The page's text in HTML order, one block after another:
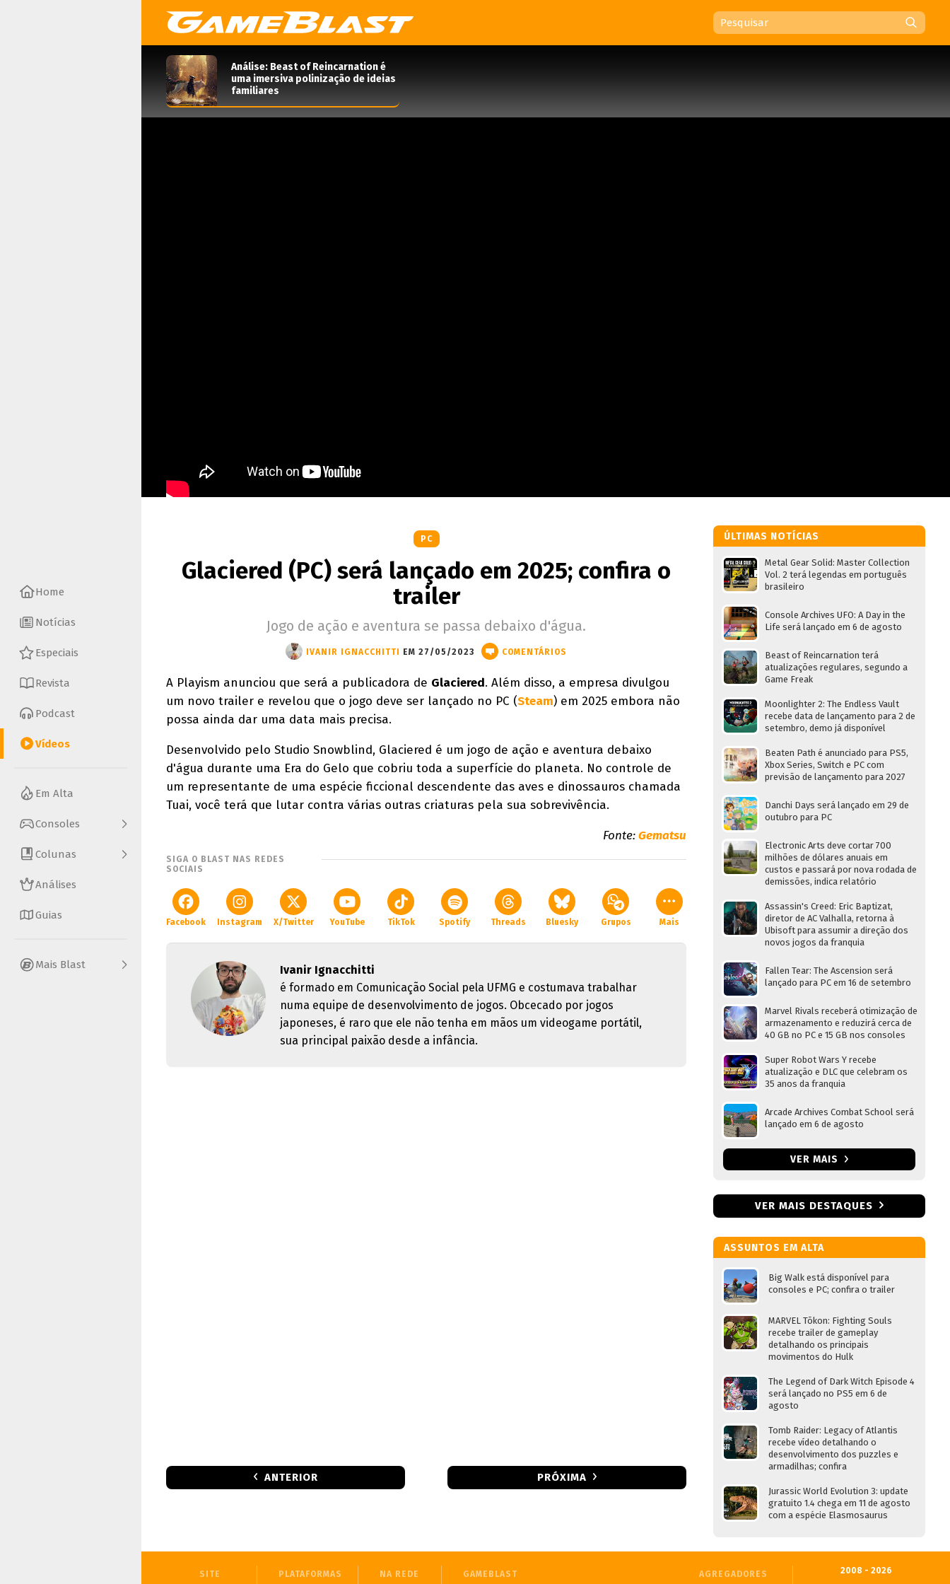
Home
Notícias
Especiais
Revista
Podcast
Vídeos
Em Alta
Consoles
Colunas
Análises
Guias
Mais Blast
Análise: Beast of Reincarnation é
uma imersiva polinização de ideias
familiares
PC
Glaciered (PC) será lançado em 2025; confira o
trailer
Jogo de ação e aventura se passa debaixo d'água.
IVANIR IGNACCHITTI EM 27/05/2023 COMENTÁRIOS
A Playism anunciou que será a publicadora de Glaciered. Além disso, a empresa divulgou
um novo trailer e revelou que o jogo deve ser lançado no PC (Steam) em 2025 embora não
possa ainda dar uma data mais precisa.
Desenvolvido pelo Studio Snowblind, Glaciered é um jogo de ação e aventura debaixo
d'água durante uma Era do Gelo que cobriu toda a superfície do planeta. No controle de
um representante de uma espécie ficcional descendente das aves e dinossauros chamada
Tuai, você terá que lutar contra várias outras criaturas pela sua sobrevivência.
Fonte:Gematsu
SIGA O BLAST NAS REDES
SOCIAIS
Facebook Instagram X/Twitter YouTube TikTok Spotify Threads Bluesky Grupos Mais
Ivanir Ignacchitti
é formado em Comunicação Social pela UFMG e costumava trabalhar
numa equipe de desenvolvimento de jogos. Obcecado por jogos
japoneses, é raro que ele não tenha em mãos um videogame portátil,
sua principal paixão desde a infância.
ANTERIOR PRÓXIMA
ÚLTIMAS NOTÍCIAS
Metal Gear Solid: Master Collection
Vol. 2 terá legendas em português
brasileiro
Console Archives UFO: A Day in the
Life será lançado em 6 de agosto
Beast of Reincarnation terá
atualizações regulares, segundo a
Game Freak
Moonlighter 2: The Endless Vault
recebe data de lançamento para 2 de
setembro, demo já disponível
Beaten Path é anunciado para PS5,
Xbox Series, Switch e PC com
previsão de lançamento para 2027
Danchi Days será lançado em 29 de
outubro para PC
Electronic Arts deve cortar 700
milhões de dólares anuais em
custos e passará por nova rodada de
demissões, indica relatório
Assassin's Creed: Eric Baptizat,
diretor de AC Valhalla, retorna à
Ubisoft para assumir a direção dos
novos jogos da franquia
Fallen Tear: The Ascension será
lançado para PC em 16 de setembro
Marvel Rivals receberá otimização de
armazenamento e reduzirá cerca de
40 GB no PC e 15 GB nos consoles
Super Robot Wars Y recebe
atualização e DLC que celebram os
35 anos da franquia
Arcade Archives Combat School será
lançado em 6 de agosto
VER MAIS
VER MAIS DESTAQUES
ASSUNTOS EM ALTA
Big Walk está disponível para
consoles e PC; confira o trailer
MARVEL Tōkon: Fighting Souls
recebe trailer de gameplay
detalhando os principais
movimentos do Hulk
The Legend of Dark Witch Episode 4
será lançado no PS5 em 6 de
agosto
Tomb Raider: Legacy of Atlantis
recebe vídeo detalhando o
desenvolvimento dos puzzles e
armadilhas; confira
Jurassic World Evolution 3: update
gratuito 1.4 chega em 11 de agosto
com a espécie Elasmosaurus
SITE PLATAFORMAS NA REDE GAMEBLAST 2008 - 2026
AGREGADORES